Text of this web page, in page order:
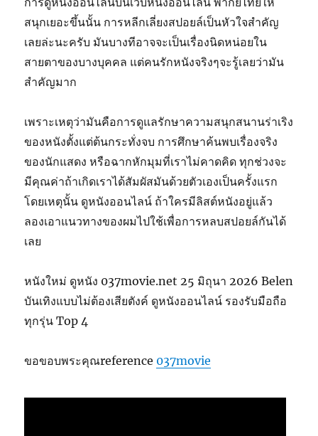
สนุกเยอะขึ้นนั้น การหลีกเลี่ยงสปอยล์เป็นหัวใจสำคัญ
เลยล่ะนะครับ มันบางทีอาจจะเป็นเรื่องนิดหน่อยใน
สายตาของบางบุคคล แต่คนรักหนังจริงๆจะรู้เลยว่ามัน
สำคัญมาก
เพราะเหตุว่ามันคือการดูแลรักษาความสนุกสนานร่าเริง
ของหนังตั้งแต่ต้นกระทั่งจบ การศึกษาค้นพบเรื่องจริง
ของนักแสดง หรือฉากหักมุมที่เราไม่คาดคิด ทุกช่วงจะ
มีคุณค่าถ้าเกิดเราได้สัมผัสมันด้วยตัวเองเป็นครั้งแรก
โดยเหตุนั้น ดูหนังออนไลน์ ถ้าใครมีลิสต์หนังอยู่แล้ว
ลองเอาแนวทางของผมไปใช้เพื่อการหลบสปอยล์กันได้
เลย
หนังใหม่ ดูหนัง 037movie.net 25 มิถุนา 2026 Belen
บันเทิงแบบไม่ต้องเสียตังค์ ดูหนังออนไลน์ รองรับมือถือ
ทุกรุ่น Top 4
ขอขอบพระคุณreference 037movie